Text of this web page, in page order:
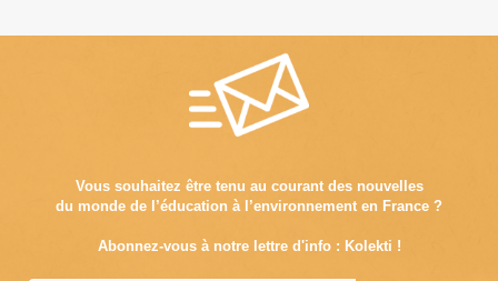
Vous souhaitez être tenu au courant des nouvelles
du monde de l’éducation à l’environnement en France ?
Abonnez-vous à notre lettre d'info : Kolekti !